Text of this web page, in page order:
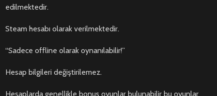
edilmektedir.
Steam hesabı olarak verilmektedir.
“Sadece offline olarak oynanılabilir!”
Hesap bilgileri değiştirilemez.
Hesaplarda genellikle bonus oyunlar bulunabilir bu oyunlar